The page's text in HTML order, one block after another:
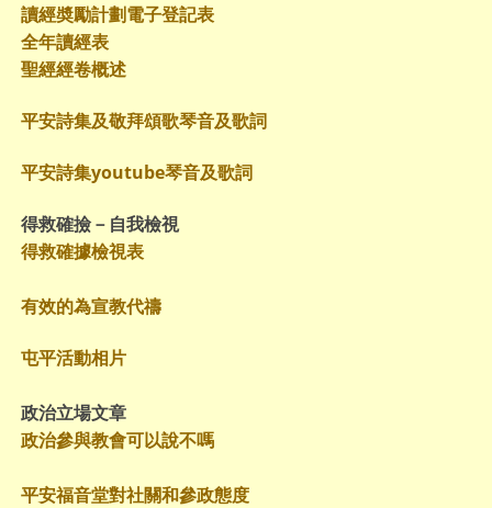
讀經奬勵計劃電子登記表
全年讀經表
聖經經卷概述
平安詩集及敬拜頌歌琴音及歌詞
平安詩集youtube琴音及歌詞
得救確撿－自我檢視
得救確據檢視表
有效的為宣教代禱
屯平活動相片
政治立場文章
政治參與教會可以說不嗎
平安福音堂對社關和參政態度